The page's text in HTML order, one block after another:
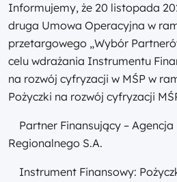
Informujemy, że 20 listopada
druga Umowa Operacyjna w
przetargowego „Wybór
celu wdrażania Instrumentu
na rozwój cyfryzacji w MŚP w
Pożyczki na rozwój cyfryzacji
Partner Finansujący – Agencja
Regionalnego S.A.
Instrument Finansowy: